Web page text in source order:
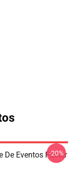
De Eventos Poster
-20%